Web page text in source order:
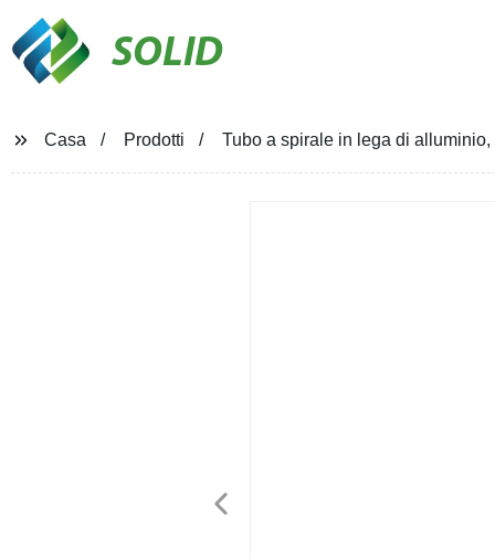
SOLID
Casa Prodotti Tubo a spirale in lega di